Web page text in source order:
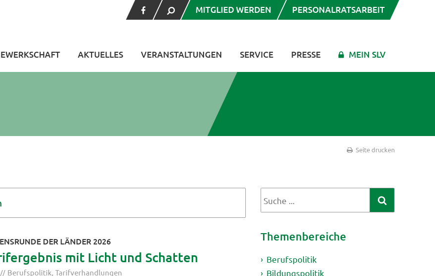
MITGLIED WERDEN PERSONALRATSARBEIT
AKTUELLES VERANSTALTUNGEN SERVICE PRESSE MEIN SLV
Seite drucken
DER LÄNDER 2026
mit Licht und Schatten
Berufspolitik ,Tarifverhandlungen
Themenbereiche
Berufspolitik
Bildungspolitik